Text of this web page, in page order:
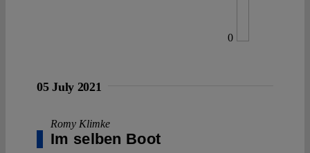
0
05 July 2021
Romy Klimke
Im selben Boot